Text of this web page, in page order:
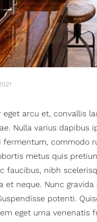
eget arcu et, convallis
Nulla varius
commodo
metus quis
faucibus, nibh
et neque. Nunc
potenti.
eget urna venenatis